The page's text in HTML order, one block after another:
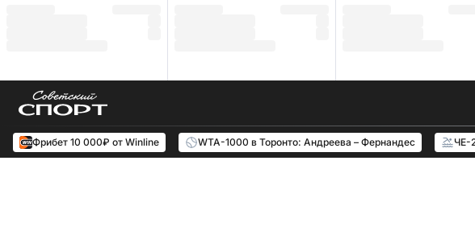
Фрибет 10 000₽ от Winline WTA-1000 в Торонто: Андреева – Фернандес ЧЕ-